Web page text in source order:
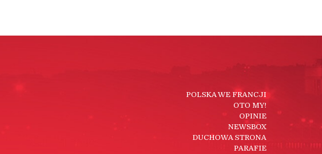
POLSKA WE FRANCJI
OTO MY!
OPINIE
NEWSBOX
DUCHOWA STRONA
PARAFIE